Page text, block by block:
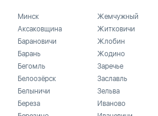
Минск
Аксаковщина
Барановичи
Барань
Бегомль
Белоозёрск
Белыничи
Береза
Жемчужный
Житковичи
Жлобин
Жодино
Заречье
Заславль
Зельва
Иваново